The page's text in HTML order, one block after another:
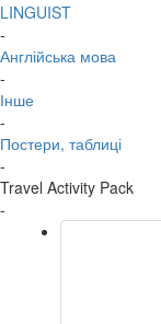
LINGUIST
-
Англійська мова
-
Інше
-
Постери, таблиці
-
Travel Activity Pack
-